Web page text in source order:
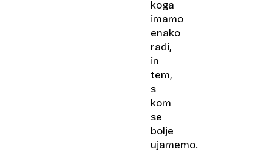
koga
imamo
enako
radi,
in
tem,
s
kom
se
bolje
ujamemo.